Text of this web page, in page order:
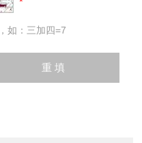
如：三加四=7